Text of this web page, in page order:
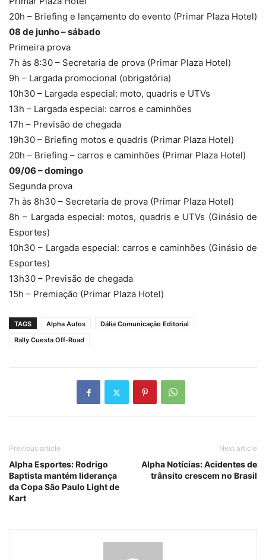
20h – Briefing e lançamento do evento (Primar Plaza Hotel)
08 de junho – sábado
Primeira prova
7h às 8:30 – Secretaria de prova (Primar Plaza Hotel)
9h – Largada promocional (obrigatória)
10h30 – Largada especial: moto, quadris e UTVs
13h – Largada especial: carros e caminhões
17h – Previsão de chegada
19h30 – Briefing motos e quadris (Primar Plaza Hotel)
20h – Briefing – carros e caminhões (Primar Plaza Hotel)
09/06 – domingo
Segunda prova
7h às 8h30 – Secretaria de prova (Primar Plaza Hotel)
8h – Largada especial: motos, quadris e UTVs (Ginásio de
Esportes)
10h30 – Largada especial: carros e caminhões (Ginásio de
Esportes)
13h30 – Previsão de chegada
15h – Premiação (Primar Plaza Hotel)
TAGS Alpha Autos
Dália Comunicação Editorial
Rally Cuesta Off-Road
Previous article
Alpha Esportes: Rodrigo
Baptista mantém liderança
da Copa São Paulo Light de
Kart
Next article
Alpha Notícias: Acidentes de
trânsito crescem no Brasil